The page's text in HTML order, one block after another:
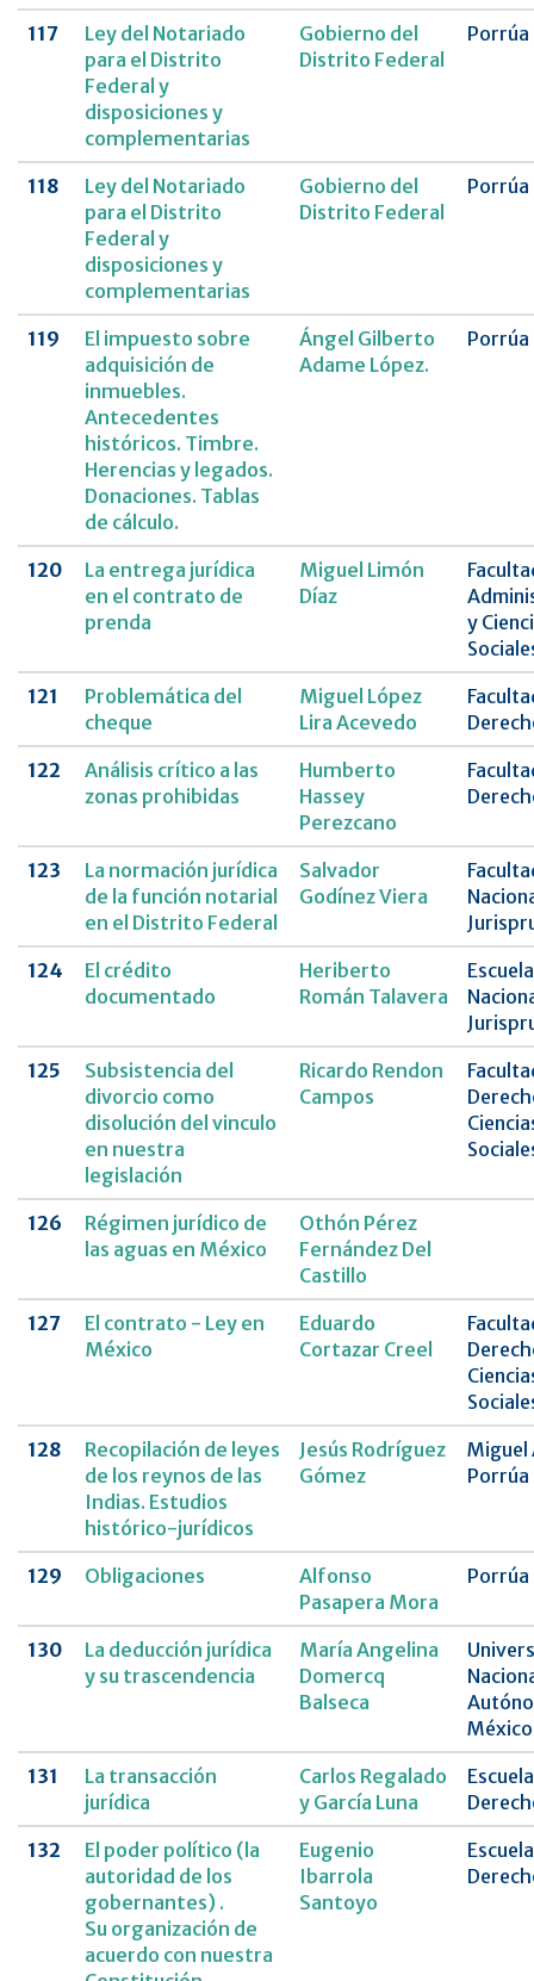
117
Ley del Notariado
para el Distrito
Federal y
disposiciones y
complementarias
Gobierno del
Distrito Federal
Porrúa
118
Ley del Notariado
para el Distrito
Federal y
disposiciones y
complementarias
Gobierno del
Distrito Federal
Porrúa
119
El impuesto sobre
adquisición de
inmuebles.
Antecedentes
históricos. Timbre.
Herencias y legados.
Donaciones. Tablas
de cálculo.
Ángel Gilberto
Adame López.
Porrúa
120
La entrega jurídica
en el contrato de
prenda
Miguel Limón
Díaz
y
121
Problemática del
cheque
Miguel López
Lira Acevedo
122
Análisis crítico a las
zonas prohibidas
Humberto
Hassey
Perezcano
123
La normación jurídica
de la función notarial
en el Distrito Federal
Salvador
Godínez Viera
124
El crédito
documentado
Heriberto
Román Talavera
Escuela
125
Subsistencia del
divorcio como
disolución del vinculo
en nuestra
legislación
Ricardo Rendon
Campos
126
Régimen jurídico de
las aguas en México
Othón Pérez
Fernández Del
Castillo
127
El contrato - Ley en
México
Eduardo
Cortazar Creel
128
Recopilación de leyes
de los reynos de las
Indias. Estudios
histórico-jurídicos
Jesús Rodríguez
Gómez
Miguel
Porrúa
129 Obligaciones
Alfonso
Pasapera Mora
Porrúa
130
La deducción jurídica
y su trascendencia
María Angelina
Domercq
Balseca
México
131
La transacción
jurídica
Carlos Regalado
y García Luna
132
El poder político (la
autoridad de los
gobernantes) .
Su organización de
acuerdo con nuestra
Eugenio
Ibarrola
Santoyo